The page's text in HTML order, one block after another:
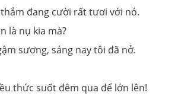
đang cười rất tươi với nó.
là nụ kia mà?
sương, sáng nay tôi đã nở.
thức suốt đêm qua để lớn lên!